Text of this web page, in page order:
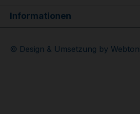
Informationen
© Design & Umsetzung by